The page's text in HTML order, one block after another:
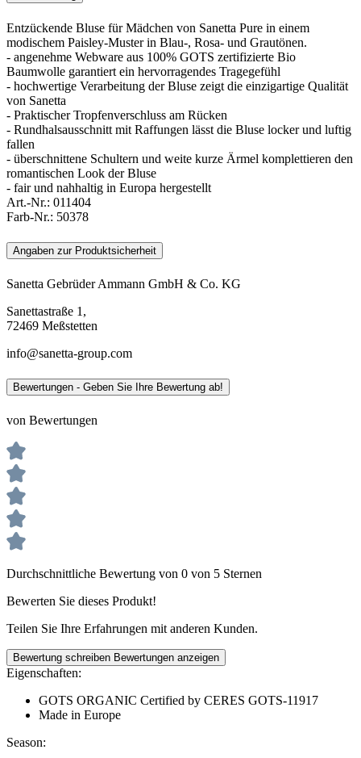
Entzückende Bluse für Mädchen von Sanetta Pure in einem
modischem Paisley-Muster in Blau-, Rosa- und Grautönen.
- angenehme Webware aus 100% GOTS zertifizierte Bio
Baumwolle garantiert ein hervorragendes Tragegefühl
- hochwertige Verarbeitung der Bluse zeigt die einzigartige Qualität
von Sanetta
- Praktischer Tropfenverschluss am Rücken
- Rundhalsausschnitt mit Raffungen lässt die Bluse locker und luftig
fallen
- überschnittene Schultern und weite kurze Ärmel komplettieren den
romantischen Look der Bluse
- fair und nahhaltig in Europa hergestellt
Art.-Nr.: 011404
Farb-Nr.: 50378
Angaben zur Produktsicherheit
Sanetta Gebrüder Ammann GmbH & Co. KG
Sanettastraße 1,
72469 Meßstetten
info@sanetta-group.com
Bewertungen - Geben Sie Ihre Bewertung ab!
von Bewertungen
Durchschnittliche Bewertung von 0 von 5 Sternen
Bewerten Sie dieses Produkt!
Teilen Sie Ihre Erfahrungen mit anderen Kunden.
Bewertung schreiben Bewertungen anzeigen
Eigenschaften:
GOTS ORGANIC Certified by CERES GOTS-11917
Made in Europe
Season: